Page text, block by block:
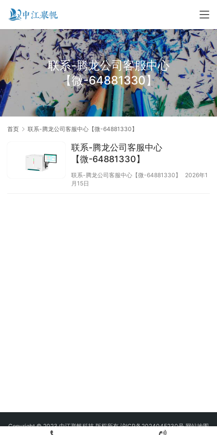
联系-腾龙公司客服中心
【微-64881330】
首页 联系-腾龙公司客服中心【微-64881330】
联系-腾龙公司客服中心
【微-64881330】
联系-腾龙公司客服中心【微-64881330】
2026年1
月15日
Copyright © 2023 中江举帆科技 版权所有 沪ICP备2024045230号网站地图